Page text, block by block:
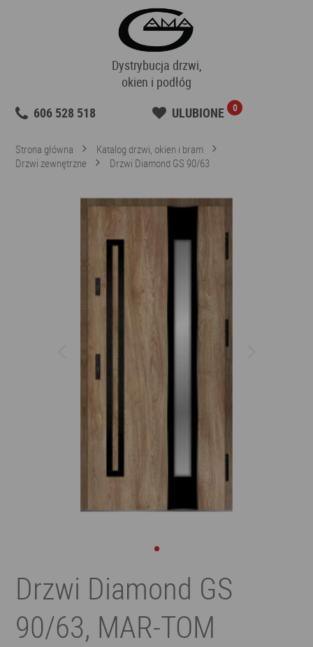
Dystrybucja drzwi,
okien i podłóg
606 528 518
ULUBIONE 0
Strona główna
Katalog drzwi, okien i bram
Drzwi zewnętrzne
Drzwi Diamond GS 90/63
Drzwi Diamond GS
90/63, MAR-TOM